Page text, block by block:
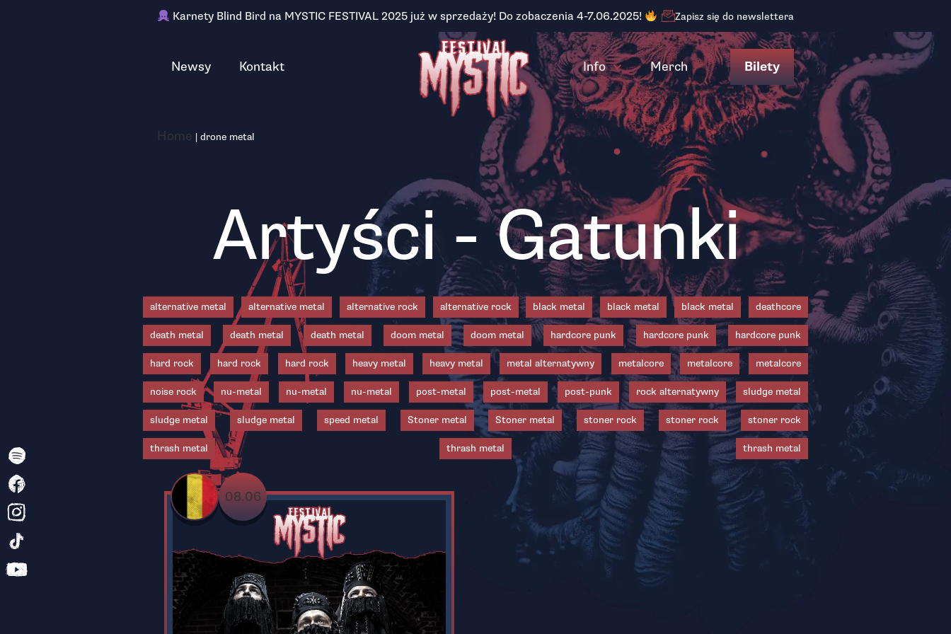
Karnety Blind Bird na MYSTIC FESTIVAL 2025 już w sprzedaży! Do zobaczenia 4-7.06.2025! Zapisz się do newslettera
Newsy Kontakt Info Merch Bilety
Home | drone metal
Artyści - Gatunki
alternative metal alternative metal alternative rock alternative rock black metal black metal black metal deathcore
death metal death metal death metal doom metal doom metal hardcore punk hardcore punk hardcore punk
hard rock hard rock hard rock heavy metal heavy metal metal alternatywny metalcore metalcore metalcore
noise rock nu-metal nu-metal nu-metal post-metal post-metal post-punk rock alternatywny sludge metal
sludge metal sludge metal speed metal Stoner metal Stoner metal stoner rock stoner rock stoner rock
thrash metal thrash metal thrash metal
08.06